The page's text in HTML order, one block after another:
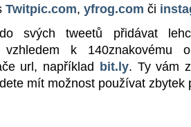
Twitpic.com, yfrog.com či
svých tweetů přidávat
vzhledem k 140znakovému
url, například
bit.ly. Ty vám
mít možnost používat zbytek